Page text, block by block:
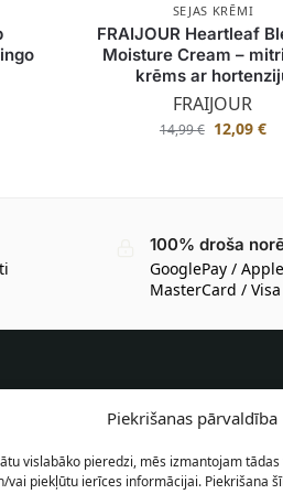
Piekrišanas pārvaldība
vislabāko pieredzi, mēs izmantojam
vai piekļūtu ierīces informācijai. Piekrišana
SEJAS KRĒMI
FRAIJOUR Heartleaf
Moisture Cream –
krēms ar
FRAIJOUR
14,99€ 12,09 €
100% droša
GooglePay /
MasterCard / Visa
INFORMĀCIJA
Noteikumi un